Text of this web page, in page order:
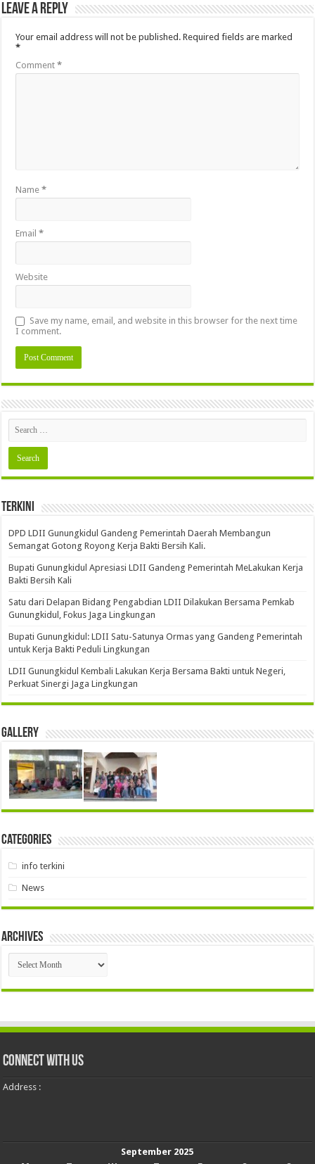
Leave a Reply
Your email address will not be published. Required fields are marked
*
Comment*
Name*
Email*
Website
Save my name, email, and website in this browser for the next time
I comment.
Terkini
DPD LDII Gunungkidul Gandeng Pemerintah Daerah Membangun
Semangat Gotong Royong Kerja Bakti Bersih Kali.
Bupati Gunungkidul Apresiasi LDII Gandeng Pemerintah MeLakukan Kerja
Bakti Bersih Kali ‎
Satu dari Delapan Bidang Pengabdian LDII Dilakukan Bersama Pemkab
Gunungkidul, Fokus Jaga Lingkungan
Bupati Gunungkidul: LDII Satu-Satunya Ormas yang Gandeng Pemerintah
untuk Kerja Bakti Peduli Lingkungan
LDII Gunungkidul Kembali Lakukan Kerja Bersama Bakti untuk Negeri,
Perkuat Sinergi Jaga Lingkungan
Gallery
Categories
info terkini
News
Archives
Archives
Connect With Us
Address :
September 2025